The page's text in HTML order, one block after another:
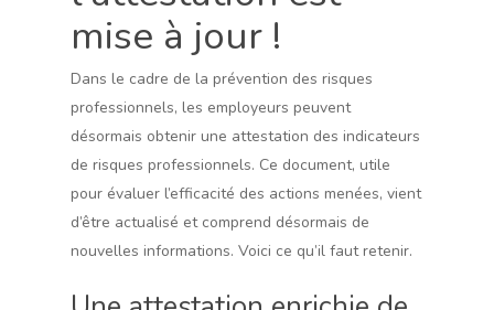
mise à jour !
Dans le cadre de la prévention des risques
professionnels, les employeurs peuvent
désormais obtenir une attestation des indicateurs
de risques professionnels. Ce document, utile
pour évaluer l’efficacité des actions menées, vient
d’être actualisé et comprend désormais de
nouvelles informations. Voici ce qu’il faut retenir.